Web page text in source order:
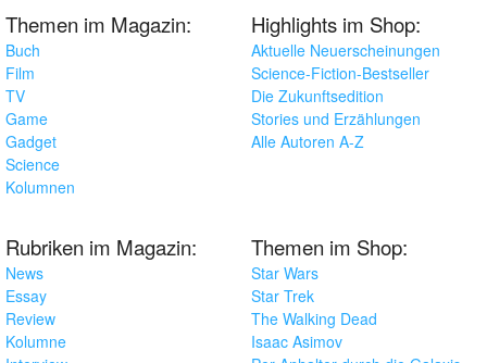
Themen im Magazin:
Buch
Film
TV
Game
Gadget
Science
Kolumnen
Highlights im Shop:
Aktuelle Neuerscheinungen
Science-Fiction-Bestseller
Die Zukunftsedition
Stories und Erzählungen
Alle Autoren A-Z
Rubriken im Magazin:
News
Essay
Review
Kolumne
Themen im Shop:
Star Wars
Star Trek
The Walking Dead
Isaac Asimov